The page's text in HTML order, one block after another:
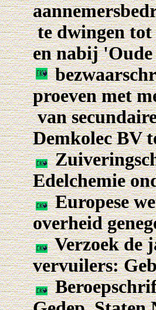
te dwingen tot
en nabij
proeven met
van
Demkolec BV
Edelchemie
Europese
overheid
Verzoek de
vervuilers: